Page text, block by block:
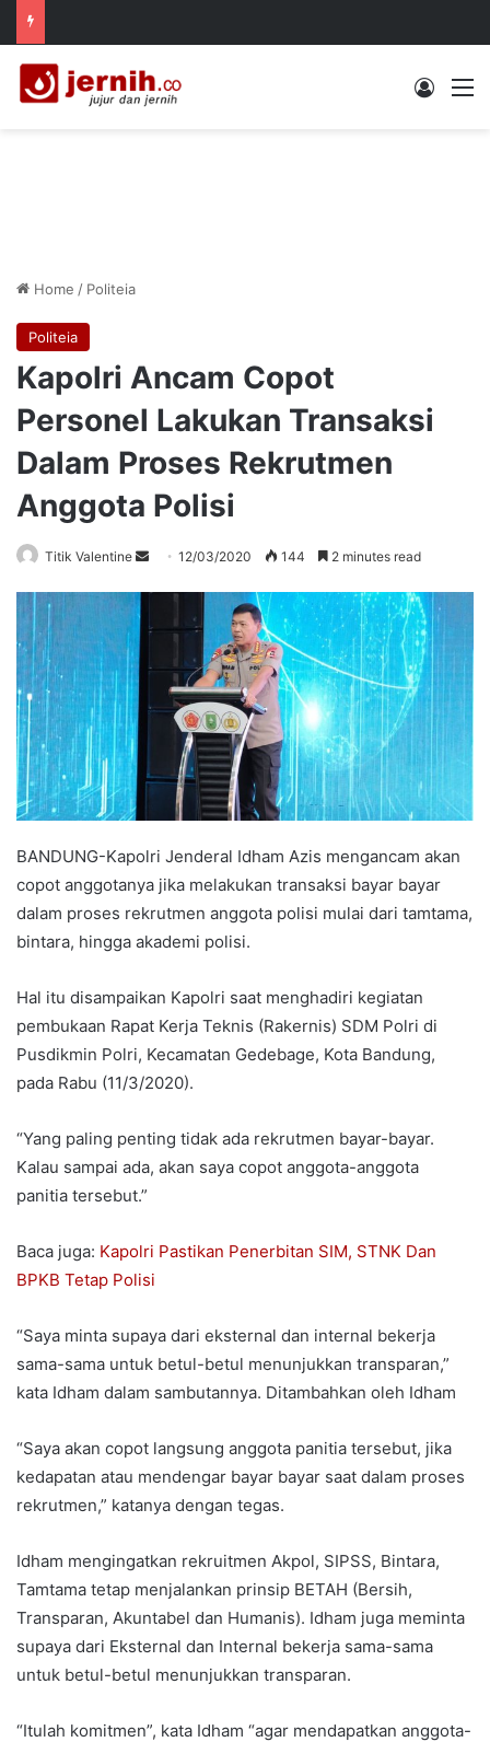
Log In
Home / Politeia
Politeia
Kapolri Ancam Copot
Personel Lakukan Transaksi
Dalam Proses Rekrutmen
Anggota Polisi
Titik Valentine
Send12/03/2020 144 2 minutes read
BANDUNG-Kapolri Jenderal Idham Azis mengancam akan
copot anggotanya jika melakukan transaksi bayar bayar
dalam proses rekrutmen anggota polisi mulai dari tamtama,
bintara, hingga akademi polisi.
Hal itu disampaikan Kapolri saat menghadiri kegiatan
pembukaan Rapat Kerja Teknis (Rakernis) SDM Polri di
Pusdikmin Polri, Kecamatan Gedebage, Kota Bandung,
pada Rabu (11/3/2020).
“Yang paling penting tidak ada rekrutmen bayar-bayar.
Kalau sampai ada, akan saya copot anggota-anggota
panitia tersebut.”
Baca juga: Kapolri Pastikan Penerbitan SIM, STNK Dan
BPKB Tetap Polisi
“Saya minta supaya dari eksternal dan internal bekerja
sama-sama untuk betul-betul menunjukkan transparan,”
kata Idham dalam sambutannya. Ditambahkan oleh Idham
“Saya akan copot langsung anggota panitia tersebut, jika
kedapatan atau mendengar bayar bayar saat dalam proses
rekrutmen,” katanya dengan tegas.
Idham mengingatkan rekruitmen Akpol, SIPSS, Bintara,
Tamtama tetap menjalankan prinsip BETAH (Bersih,
Transparan, Akuntabel dan Humanis). Idham juga meminta
supaya dari Eksternal dan Internal bekerja sama-sama
untuk betul-betul menunjukkan transparan.
“Itulah komitmen”, kata Idham “agar mendapatkan anggota-